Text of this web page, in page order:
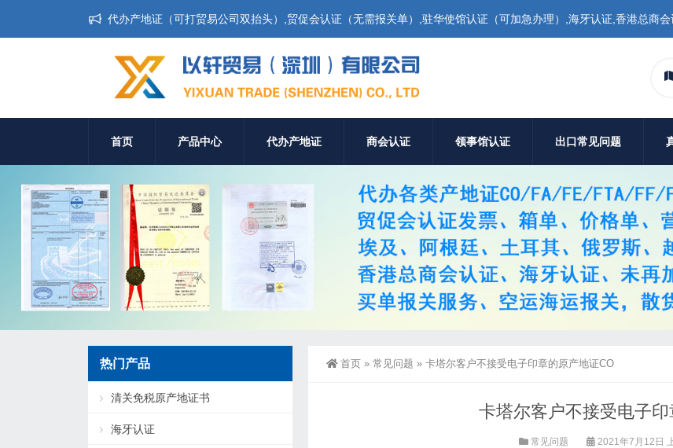
代办产地证（可打贸易公司双抬头）,贸促会认证（无需报关单）,驻华使馆认证（可加急办理）,海牙认证,香港总商
首页 产品中心 代办产地证 商会认证 领事馆认证 出口常见问题
首页 » 常见问题 » 卡塔尔客户不接受电子印章的原产地证CO
卡塔尔客户不接受电子
常见问题 2021年7月12日
热门产品
清关免税原产地证书
海牙认证